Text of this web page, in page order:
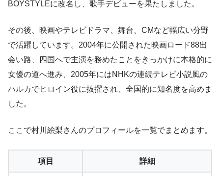
BOYSTYLEに改名し、歌手デビューを果たしました。
その後、映画やテレビドラマ、舞台、CMなど幅広い分野
で活躍しています。2004年に公開された映画ロード88出
会い路、四国へで主演を務めたことをきっかけに本格的に
女優の道へ進み、2005年にはNHKの連続テレビ小説風の
ハルカでヒロイン役に抜擢され、全国的に知名度を高めま
した。
ここで村川絵梨さんのプロフィールを一覧でまとめます。
項目 詳細